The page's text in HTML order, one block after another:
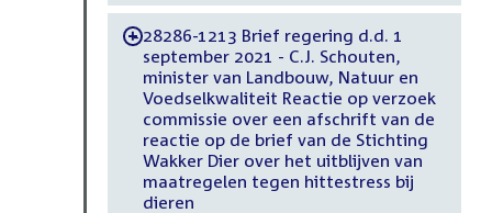
-28286-1213 Brief regering d.d. 1
september 2021 - C.J. Schouten,
minister van Landbouw, Natuur en
Voedselkwaliteit Reactie op verzoek
commissie over een afschrift van de
reactie op de brief van de Stichting
Wakker Dier over het uitblijven van
maatregelen tegen hittestress bij
dieren